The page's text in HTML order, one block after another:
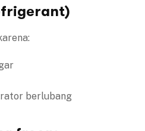
berlubang